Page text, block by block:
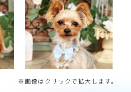
※画像はクリックで拡大します。